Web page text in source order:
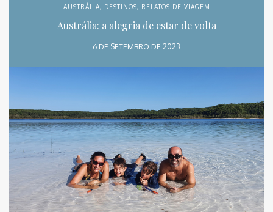
AUSTRÁLIA, DESTINOS, RELATOS DE VIAGEM
Austrália: a alegria de estar de volta
6 DE SETEMBRO DE 2023